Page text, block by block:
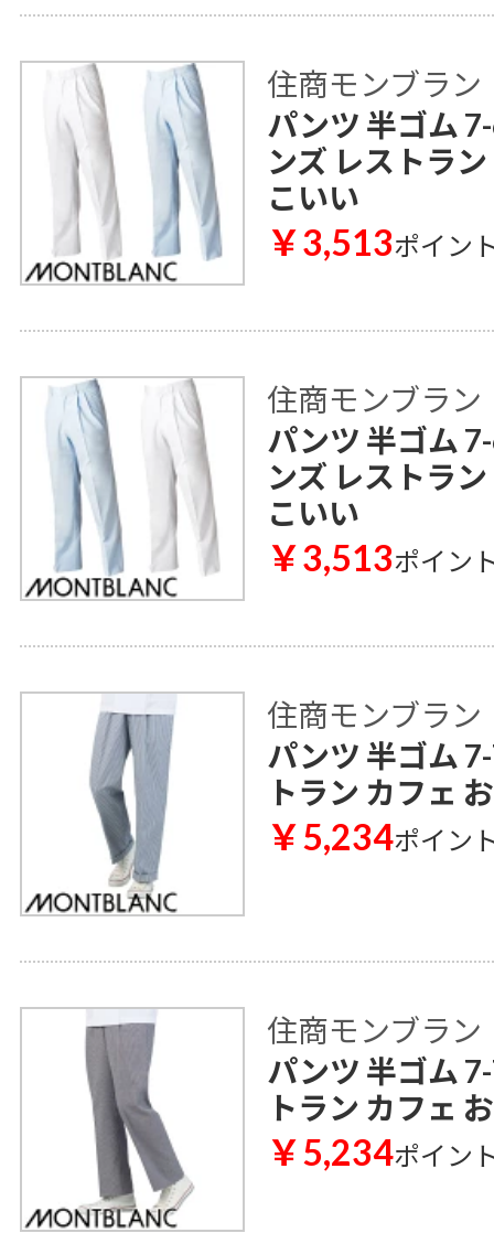
住商モンブラン
パンツ 半ゴム
ンズ レストラ
こいい
￥3,513ポイン
住商モンブラン
パンツ 半ゴム
ンズ レストラ
こいい
￥3,513ポイン
住商モンブラン
パンツ 半ゴム
トラン カフェ
￥5,234ポイン
住商モンブラン
パンツ 半ゴム
トラン カフェ
￥5,234ポイン